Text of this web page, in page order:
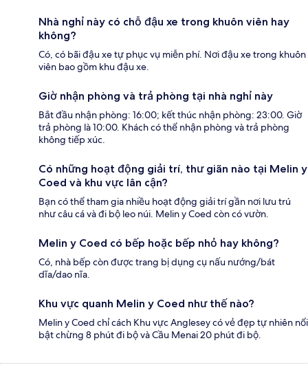
Nhà nghỉ này có chỗ đậu xe trong khuôn viên hay
không?
Có, có bãi đậu xe tự phục vụ miễn phí. Nơi đậu xe trong khuôn
viên bao gồm khu đậu xe.
Giờ nhận phòng và trả phòng tại nhà nghỉ này
Bắt đầu nhận phòng: 16:00; kết thúc nhận phòng: 23:00. Giờ
trả phòng là 10:00. Khách có thể nhận phòng và trả phòng
không tiếp xúc.
Có những hoạt động giải trí, thư giãn nào tại Melin y
Coed và khu vực lân cận?
Bạn có thể tham gia nhiều hoạt động giải trí gần nơi lưu trú
như câu cá và đi bộ leo núi. Melin y Coed còn có vườn.
Melin y Coed có bếp hoặc bếp nhỏ hay không?
Có, nhà bếp còn được trang bị dụng cụ nấu nướng/bát
dĩa/dao nĩa.
Khu vực quanh Melin y Coed như thế nào?
Melin y Coed chỉ cách Khu vực Anglesey có vẻ đẹp tự nhiên nổi
bật chừng 8 phút đi bộ và Cầu Menai 20 phút đi bộ.